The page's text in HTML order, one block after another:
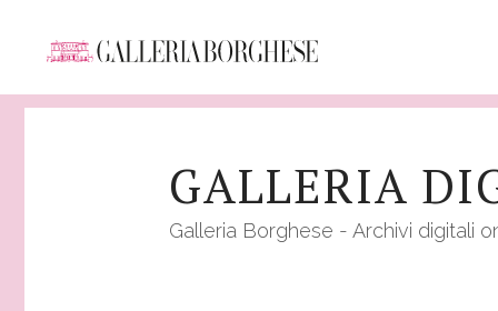
GALLERIA
Galleria Borghese - Archivi digitali